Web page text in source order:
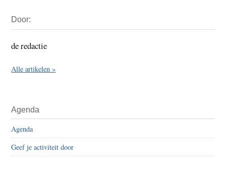
Sidebar
Door:
de redactie
Alle artikelen »
Agenda
Agenda
Geef je activiteit door